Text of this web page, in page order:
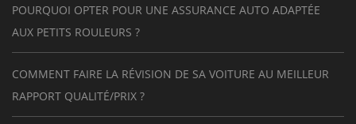
POURQUOI OPTER POUR UNE ASSURANCE AUTO ADAPTÉE
AUX PETITS ROULEURS ?
COMMENT FAIRE LA RÉVISION DE SA VOITURE AU MEILLEUR
RAPPORT QUALITÉ/PRIX ?